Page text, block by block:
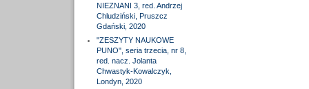
NIEZNANI 3, red. Andrzej
Chludziński, Pruszcz
Gdański, 2020
"ZESZYTY NAUKOWE
PUNO", seria trzecia, nr 8,
red. nacz. Jolanta
Chwastyk-Kowalczyk,
Londyn, 2020